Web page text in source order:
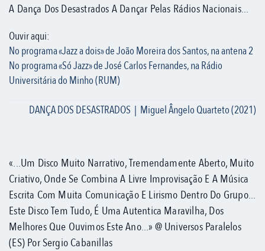
A Dança Dos Desastrados A Dançar Pelas Rádios Nacionais...
Ouvir aqui:
No programa «Jazz a dois» de João Moreira dos Santos, na antena 2
No programa «Só Jazz» de José Carlos Fernandes, na Rádio
Universitária do Minho (RUM)
DANÇA DOS DESASTRADOS | Miguel Ângelo Quarteto (2021)
«...Um Disco Muito Narrativo, Tremendamente Aberto, Muito
Criativo, Onde Se Combina A Livre Improvisação E A Música
Escrita Com Muita Comunicação E Lirismo Dentro Do Grupo...
Este Disco Tem Tudo, É Uma Autentica Maravilha, Dos
Melhores Que Ouvimos Este Ano...» @ Universos Paralelos
(ES) Por Sergio Cabanillas